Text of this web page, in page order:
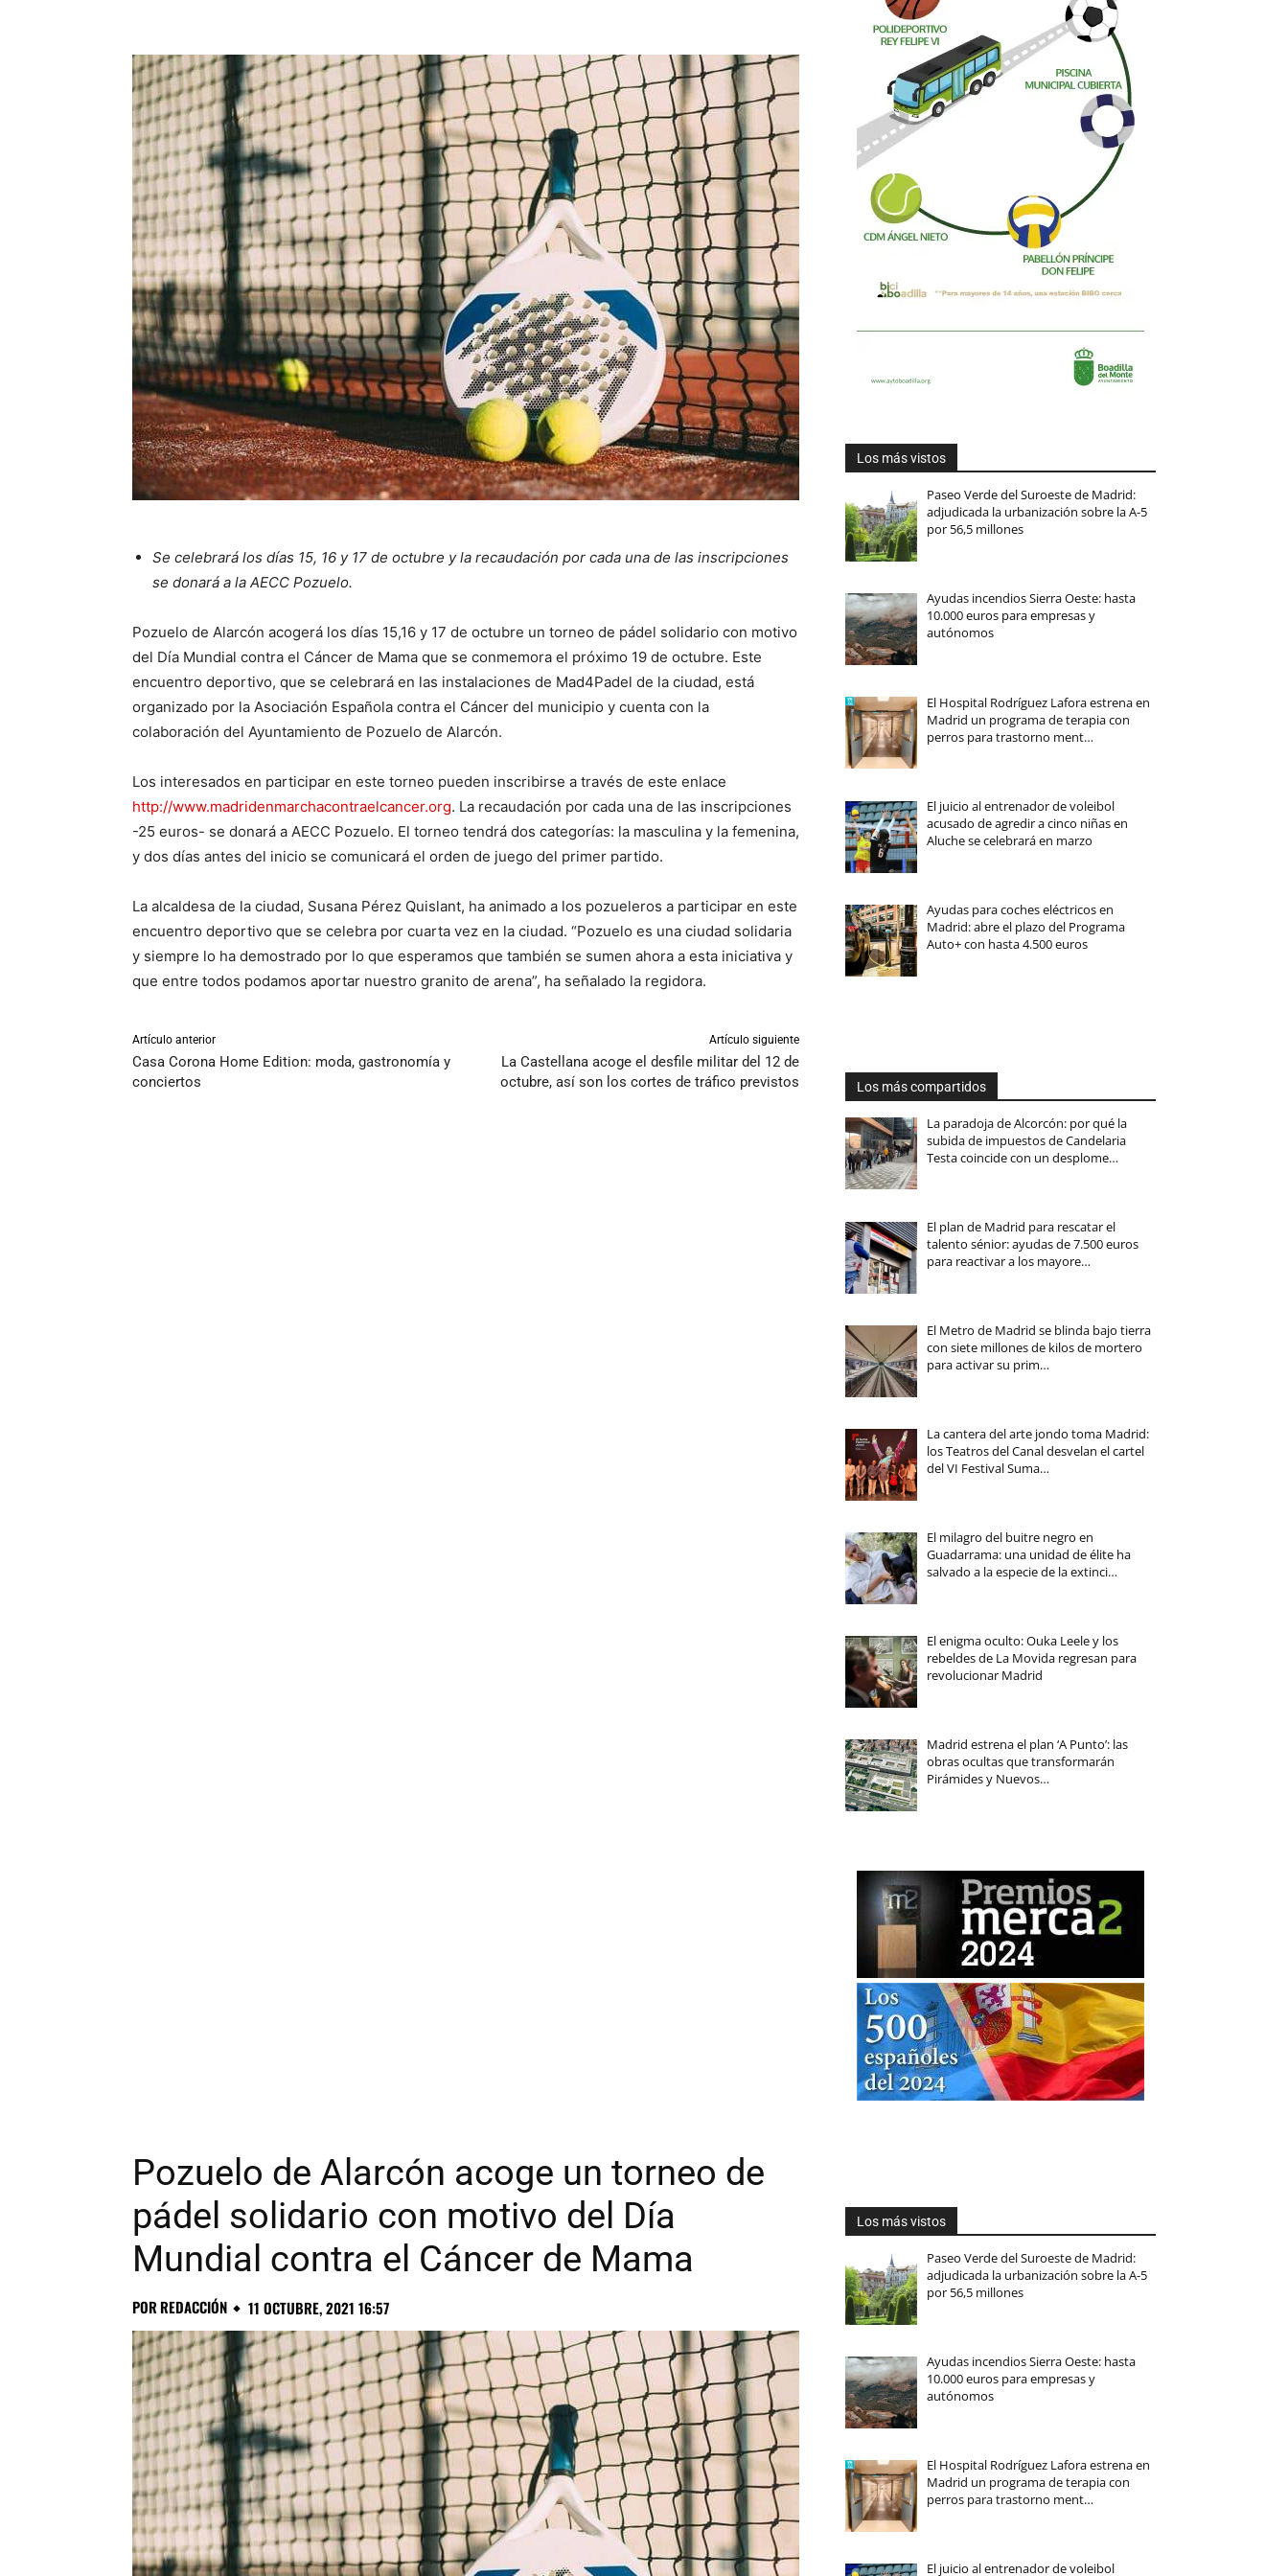
Se celebrará los días 15, 16 y 17 de octubre y la recaudación por cada una de las inscripciones
se donará a la AECC Pozuelo.
Pozuelo de Alarcón acogerá los días 15,16 y 17 de octubre un torneo de pádel solidario con motivo
del Día Mundial contra el Cáncer de Mama que se conmemora el próximo 19 de octubre. Este
encuentro deportivo, que se celebrará en las instalaciones de Mad4Padel de la ciudad, está
organizado por la Asociación Española contra el Cáncer del municipio y cuenta con la
colaboración del Ayuntamiento de Pozuelo de Alarcón.
Los interesados en participar en este torneo pueden inscribirse a través de este enlace
http://www.madridenmarchacontraelcancer.org. La recaudación por cada una de las inscripciones
-25 euros- se donará a AECC Pozuelo. El torneo tendrá dos categorías: la masculina y la femenina,
y dos días antes del inicio se comunicará el orden de juego del primer partido.
La alcaldesa de la ciudad, Susana Pérez Quislant, ha animado a los pozueleros a participar en este
encuentro deportivo que se celebra por cuarta vez en la ciudad. “Pozuelo es una ciudad solidaria
y siempre lo ha demostrado por lo que esperamos que también se sumen ahora a esta iniciativa y
que entre todos podamos aportar nuestro granito de arena”, ha señalado la regidora.
Artículo anterior
Casa Corona Home Edition: moda, gastronomía y
conciertos
Artículo siguiente
La Castellana acoge el desfile militar del 12 de
octubre, así son los cortes de tráfico previstos
Los más vistos
Paseo Verde del Suroeste de Madrid:
adjudicada la urbanización sobre la A-5
por 56,5 millones
Ayudas incendios Sierra Oeste: hasta
10.000 euros para empresas y
autónomos
El Hospital Rodríguez Lafora estrena en
Madrid un programa de terapia con
perros para trastorno ment…
El juicio al entrenador de voleibol
acusado de agredir a cinco niñas en
Aluche se celebrará en marzo
Ayudas para coches eléctricos en
Madrid: abre el plazo del Programa
Auto+ con hasta 4.500 euros
Los más compartidos
La paradoja de Alcorcón: por qué la
subida de impuestos de Candelaria
Testa coincide con un desplome…
El plan de Madrid para rescatar el
talento sénior: ayudas de 7.500 euros
para reactivar a los mayore…
El Metro de Madrid se blinda bajo tierra
con siete millones de kilos de mortero
para activar su prim…
La cantera del arte jondo toma Madrid:
los Teatros del Canal desvelan el cartel
del VI Festival Suma…
El milagro del buitre negro en
Guadarrama: una unidad de élite ha
salvado a la especie de la extinci…
El enigma oculto: Ouka Leele y los
rebeldes de La Movida regresan para
revolucionar Madrid
Madrid estrena el plan ‘A Punto’: las
obras ocultas que transformarán
Pirámides y Nuevos…
Pozuelo de Alarcón acoge un torneo de
pádel solidario con motivo del Día
Mundial contra el Cáncer de Mama
PORREDACCIÓN 11 OCTUBRE, 2021 16:57
Los más vistos
Paseo Verde del Suroeste de Madrid:
adjudicada la urbanización sobre la A-5
por 56,5 millones
Ayudas incendios Sierra Oeste: hasta
10.000 euros para empresas y
autónomos
El Hospital Rodríguez Lafora estrena en
Madrid un programa de terapia con
perros para trastorno ment…
El juicio al entrenador de voleibol